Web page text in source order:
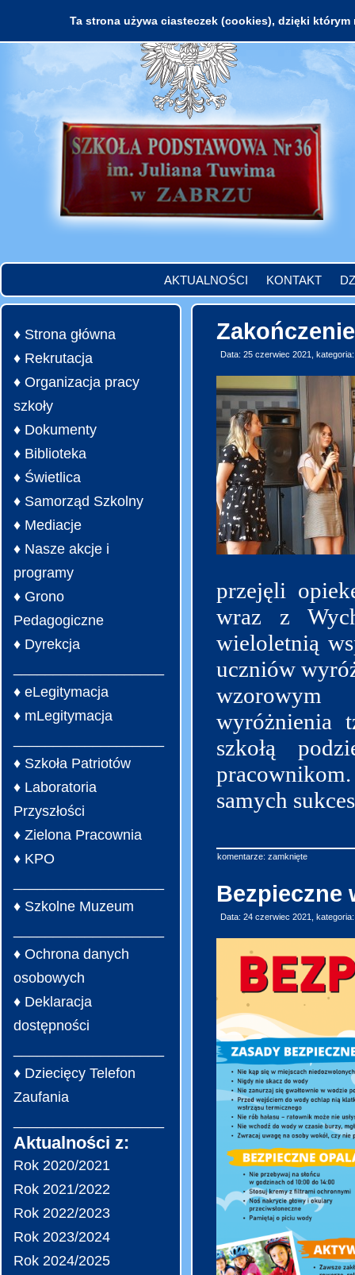
AKTUALNOŚCI KONTAKT
♦ Strona główna
♦ Rekrutacja
♦ Organizacja pracy
szkoły
♦ Dokumenty
♦ Biblioteka
♦ Świetlica
♦ Samorząd Szkolny
♦ Mediacje
♦ Nasze akcje i
programy
♦ Grono
Pedagogiczne
♦ Dyrekcja
♦ eLegitymacja
♦ mLegitymacja
♦ Szkoła Patriotów
♦ Laboratoria
Przyszłości
♦ Zielona Pracownia
♦ KPO
♦ Szkolne Muzeum
♦ Ochrona danych
osobowych
♦ Deklaracja
dostępności
♦ Dziecięcy Telefon
Zaufania
Aktualności z:
Rok 2020/2021
Rok 2021/2022
Rok 2022/2023
Rok 2023/2024
Rok 2024/2025
Data: 25 czerwiec 2021,
przejęli
wraz z
wieloletnią
uczniów
wzorowym
wyróżnienia
szkołą
samych
komentarze: zamknięte
Bezpieczne
Data: 24 czerwiec 2021,
Ta strona używa ciasteczek (cookies), dzięki którym